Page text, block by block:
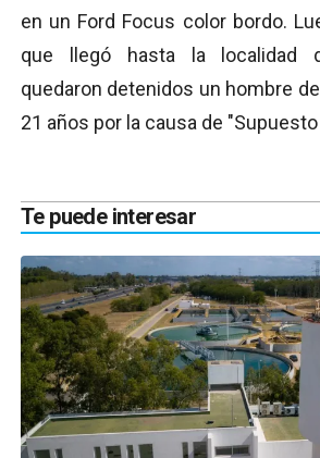
en un Ford Focus color bordo.
que llegó hasta la localidad
quedaron detenidos un hombre
21 años por la causa de "Supuesto
Te puede interesar